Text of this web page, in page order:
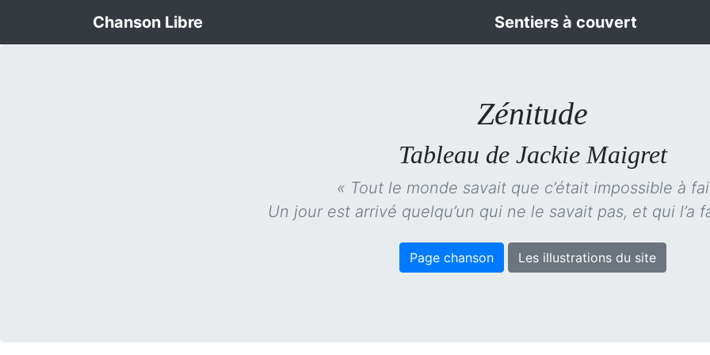
Chanson Libre Sentiers à couvert
Zénitude
Tableau de Jackie Maigret
« Tout le monde savait que c’était impossible à
Un jour est arrivé quelqu’un qui ne le savait pas, et qui l’a
Page chanson Les illustrations du site